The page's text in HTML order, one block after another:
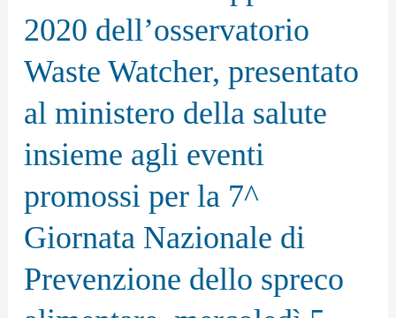
2020 dell’osservatorio
Waste Watcher, presentato
al ministero della salute
insieme agli eventi
promossi per la 7^
Giornata Nazionale di
Prevenzione dello spreco
settimana
spazzatura,
ma
6,6
nel
in
poco
più